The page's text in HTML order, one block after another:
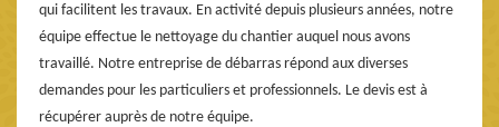
qui facilitent les travaux. En activité depuis plusieurs années, notre
équipe effectue le nettoyage du chantier auquel nous avons
travaillé. Notre entreprise de débarras répond aux diverses
demandes pour les particuliers et professionnels. Le devis est à
récupérer auprès de notre équipe.